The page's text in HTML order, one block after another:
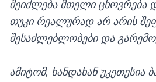
შეიძლება მთელი ცხოვრება
თუკი რეალურად არ არის
შესაძლებლობები და
ამიტომ, ხანდახან უკეთესია